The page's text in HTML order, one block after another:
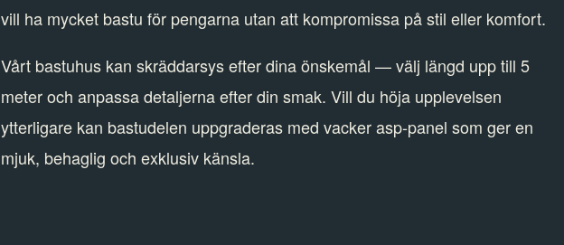
vill ha mycket bastu för pengarna utan att kompromissa på stil eller komfort.
Vårt bastuhus kan skräddarsys efter dina önskemål — välj längd upp till 5
meter och anpassa detaljerna efter din smak. Vill du höja upplevelsen
ytterligare kan bastudelen uppgraderas med vacker asp‑panel som ger en
mjuk, behaglig och exklusiv känsla.